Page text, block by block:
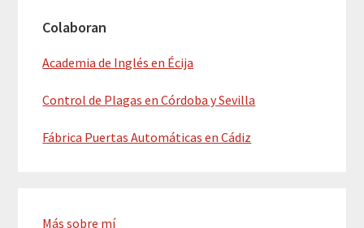
Colaboran
Academia de Inglés en Écija
Control de Plagas en Córdoba y Sevilla
Fábrica Puertas Automáticas en Cádiz
Más sobre mí